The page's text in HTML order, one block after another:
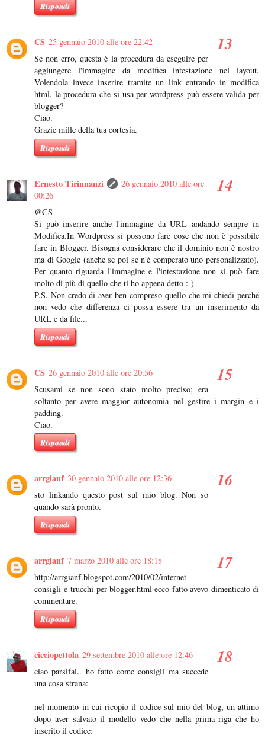
Rispondi
CS 25 gennaio 2010 alle ore 22:42
Se non erro, questa è la procedura da eseguire per
aggiungere l'immagine da modifica intestazione nel layout.
Volendola invece inserire tramite un link entrando in modifica
html, la procedura che si usa per wordpress può essere valida per
blogger?
Ciao.
Grazie mille della tua cortesia.
Rispondi
Ernesto Tirinnanzi
26 gennaio 2010 alle ore
00:26
@CS
Si può inserire anche l'immagine da URL andando sempre in
Modifica.In Wordpress si possono fare cose che non è possibile
fare in Blogger. Bisogna considerare che il dominio non è nostro
ma di Google (anche se poi se n'è comperato uno personalizzato).
Per quanto riguarda l'immagine e l'intestazione non si può fare
molto di più di quello che ti ho appena detto :-)
P.S. Non credo di aver ben compreso quello che mi chiedi perché
non vedo che differenza ci possa essere tra un inserimento da
URL e da file...
Rispondi
CS 26 gennaio 2010 alle ore 20:56
Scusami se non sono stato molto preciso; era
soltanto per avere maggior autonomia nel gestire i margin e i
padding.
Ciao.
Rispondi
arrgianf 30 gennaio 2010 alle ore 12:36
sto linkando questo post sul mio blog. Non so
quando sarà pronto.
Rispondi
arrgianf 7 marzo 2010 alle ore 18:18
http://arrgianf.blogspot.com/2010/02/internet-
consigli-e-trucchi-per-blogger.html ecco fatto avevo dimenticato di
commentare.
Rispondi
cicciopettola 29 settembre 2010 alle ore 12:46
ciao parsifal.. ho fatto come consigli ma succede
una cosa strana:
nel momento in cui ricopio il codice sul mio del blog, un attimo
dopo aver salvato il modello vedo che nella prima riga che ho
inserito il codice: